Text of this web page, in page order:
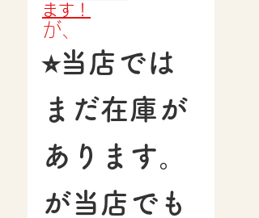
ます！
が、
⭐︎当店では
まだ在庫が
あります。
が当店でも